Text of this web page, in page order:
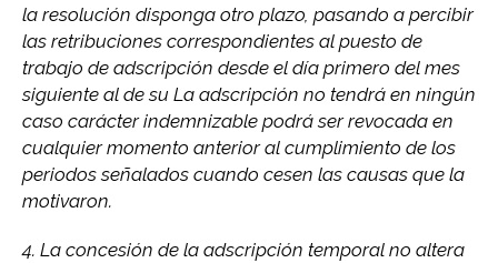
la resolución disponga otro plazo, pasando a percibir
las retribuciones correspondientes al puesto de
trabajo de adscripción desde el día primero del mes
siguiente al de su La adscripción no tendrá en ningún
caso carácter indemnizable podrá ser revocada en
cualquier momento anterior al cumplimiento de los
periodos señalados cuando cesen las causas que la
motivaron.
4. La concesión de la adscripción temporal no altera